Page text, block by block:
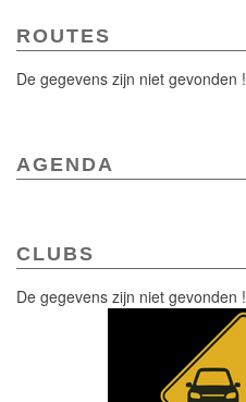
ROUTES
De gegevens zijn niet gevonden !
AGENDA
CLUBS
De gegevens zijn niet gevonden !